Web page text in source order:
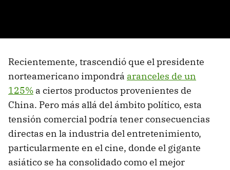
Recientemente, trascendió que el presidente
norteamericano impondrá aranceles de un
125% a ciertos productos provenientes de
China. Pero más allá del ámbito político, esta
tensión comercial podría tener consecuencias
directas en la industria del entretenimiento,
particularmente en el cine, donde el gigante
asiático se ha consolidado como el mejor